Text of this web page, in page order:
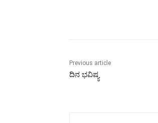
Previous article
ದಿನ ಭವಿಷ್ಯ